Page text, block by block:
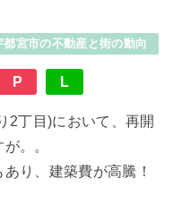
都宮市の不動産と街の動向
P L
2丁目)において、再開
。。
り、建築費が高騰！